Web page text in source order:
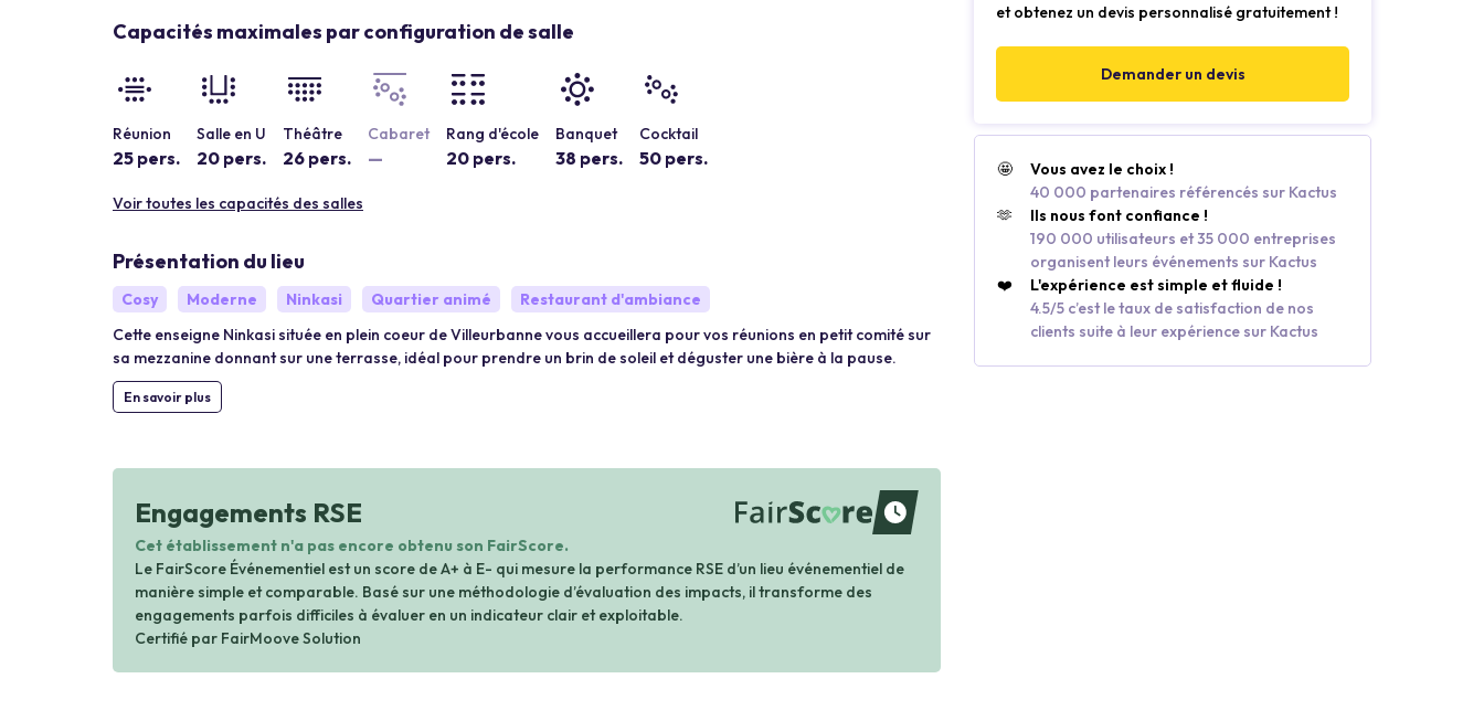
Capacités maximales par configuration de salle
Réunion
25 pers.
Salle en U
20 pers.
Théâtre
26 pers.
Cabaret
—
Rang d'école
20 pers.
Banquet
38 pers.
Cocktail
50 pers.
Voir toutes les capacités des salles
Présentation du lieu
Cosy Moderne Ninkasi Quartier animé
Restaurant d'ambiance
Cette enseigne Ninkasi située en plein coeur de Villeurbanne vous accueillera pour vos réunions en petit comité sur
sa mezzanine donnant sur une terrasse, idéal pour prendre un brin de soleil et déguster une bière à la pause.
En savoir plus
Engagements RSE
waiting
Cet établissement n'a pas encore obtenu son FairScore.
Le FairScore Événementiel est un score de A+ à E- qui mesure la performance RSE d’un lieu événementiel de
manière simple et comparable. Basé sur une méthodologie d’évaluation des impacts, il transforme des
engagements parfois difficiles à évaluer en un indicateur clair et exploitable.
Certifié par FairMoove Solution
et obtenez un devis personnalisé gratuitement !
Demander un devis
🤩
Vous avez le choix !
40 000 partenaires référencés sur Kactus
🫶
Ils nous font confiance !
190 000 utilisateurs et 35 000 entreprises
organisent leurs événements sur Kactus
❤️
L'expérience est simple et fluide !
4.5/5 c’est le taux de satisfaction de nos
clients suite à leur expérience sur Kactus